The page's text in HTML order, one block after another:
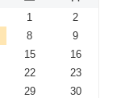
1
2
8
9
15
16
22
23
29
30